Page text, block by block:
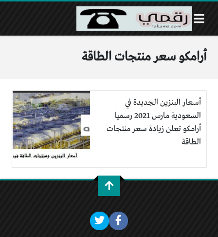
أرامكو سعر منتجات الطاقة
أسعار البنزين الجديدة في
السعودية مارس 2021 رسميا
أرامكو تعلن زيادة سعر منتجات
الطاقة